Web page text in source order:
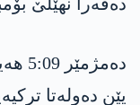
یێن دەولەتا